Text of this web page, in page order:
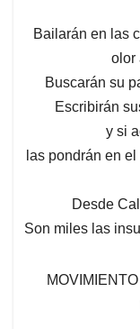
Bailarán en las
olor
Buscarán su
Escribirán
y si
las pondrán en
Desde
Son miles las